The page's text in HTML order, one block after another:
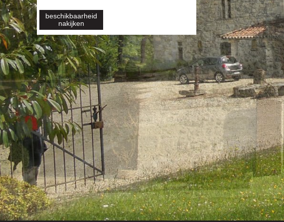
beschikbaarheid
nakijken